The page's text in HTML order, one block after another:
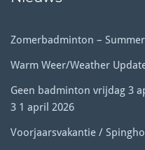
Zomerbadminton –
Warm Weer/Weather
Geen badminton vrijdag 3
3 1 april 2026
Voorjaarsvakantie /